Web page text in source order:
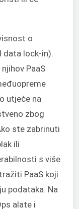
o
data lock-in).
PaaS
utječe na
zbog
ste zabrinuti
ili
s više
PaaS koji
podataka. Na
alate i